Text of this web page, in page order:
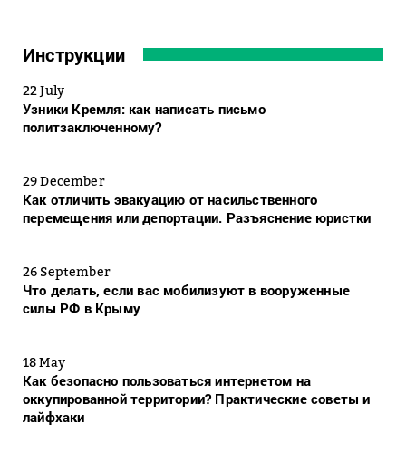
Инструкции
22 July
Узники Кремля: как написать письмо
политзаключенному?
29 December
Как отличить эвакуацию от насильственного
перемещения или депортации. Разъяснение юристки
26 September
Что делать, если вас мобилизуют в вооруженные
силы РФ в Крыму
18 May
Как безопасно пользоваться интернетом на
оккупированной территории? Практические советы и
лайфхаки